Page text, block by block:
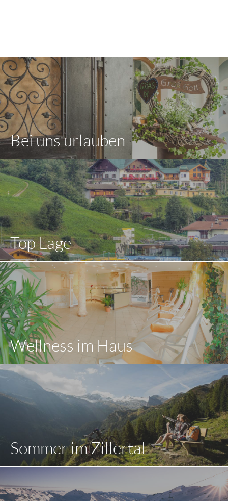
Bei uns urlauben
Top Lage
Wellness im Haus
Sommer im Zillertal